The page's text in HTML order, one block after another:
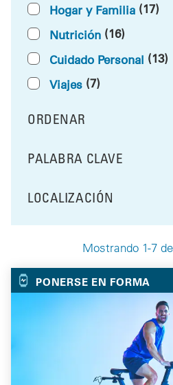
Mostrando 1-7
Hogar y Familia (17)
Nutrición (16)
Cuidado Personal (13)
Viajes (7)
ORDENAR
RESULTS BY
FILTRAR POR
PALABRA CLAVE
FILTRAR POR
LOCALIZACIÓN
Your Selected Deals
PONERSE EN FORMA